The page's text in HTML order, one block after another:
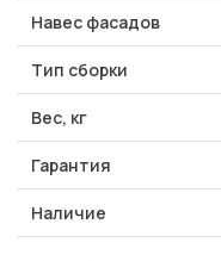
Навес фасадов
Тип сборки
Вес, кг
Гарантия
Наличие